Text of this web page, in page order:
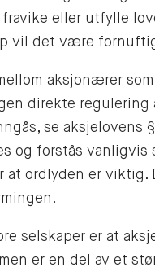
eller utfylle
vil det være
aksjonærer
direkte regulering
se aksjelovens
og forstås vanligvis
ordlyden er viktig.
selskaper er at
er en del av et